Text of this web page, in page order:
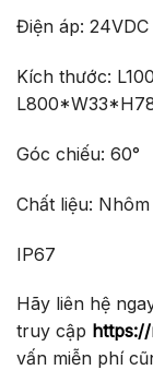
Điện áp: 24VDC
Kích thước:
Góc chiếu: 60°
Chất liệu: Nhôm
IP67
Hãy liên hệ
truy cập
vấn miễn phí